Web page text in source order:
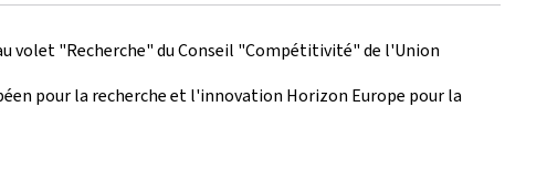
volet "Recherche" du Conseil "Compétitivité" de l'Union
pour la recherche et l'innovation Horizon Europe pour la